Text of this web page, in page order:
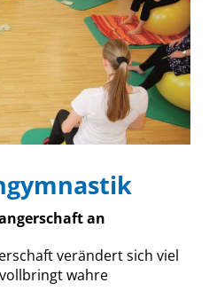
an
verändert sich viel
wahre